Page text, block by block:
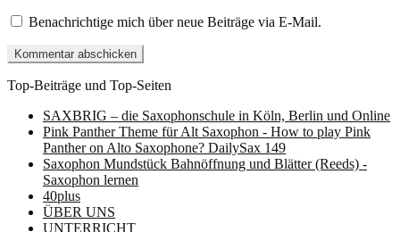
Benachrichtige mich über neue Beiträge via E-Mail.
Top-Beiträge und Top-Seiten
SAXBRIG – die Saxophonschule in Köln, Berlin und Online
Pink Panther Theme für Alt Saxophon - How to play Pink
Panther on Alto Saxophone? DailySax 149
Saxophon Mundstück Bahnöffnung und Blätter (Reeds) -
Saxophon lernen
40plus
ÜBER UNS
UNTERRICHT